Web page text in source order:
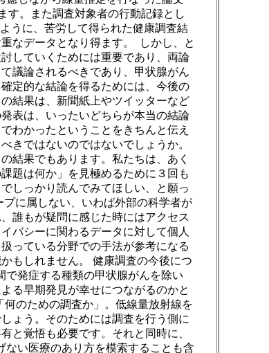
す。また調査対象者の行動記録とし
うに、苦労して得られた健康調査結
なデータとなり得ます。 しかし、と
していくためには重要であり、両論
議論されるべきであり、甲状腺がん
定的な結論を得るためには、今後の
結果は、新聞紙上やツイッターなど
表は、いったいどちらが本当の結論
わかったということをきちんと伝え
きではないのではないでしょうか。
結果でもあります。私たちは、あく
題は何か」を見極めるために３回も
しっかり読んでみてほしい、と願っ
に属しない、いわば外部の科学者が
誰もが疑問に感じた時にはアクセス
バシーに関わるデータに対して個人
っている分野での手法が参考になる
もしれません。 健康調査の今後につ
発症する種類の甲状腺がんを除い
る早期発見が幸せにつながるのかと
のための調査か」。低線量放射線を
ょう。そのためには調査を行う側に
と覚悟も必要です。それと同時に、
い医療のあり方を模索することも含